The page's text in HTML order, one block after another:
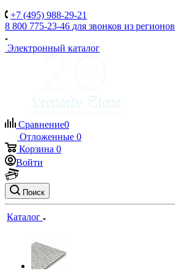
+7 (495) 988-29-21
8 800 775-23-46 для звонков из регионов
Электронный каталог
Сравнение0
Отложенные 0
Корзина 0
Войти
Поиск
Каталог